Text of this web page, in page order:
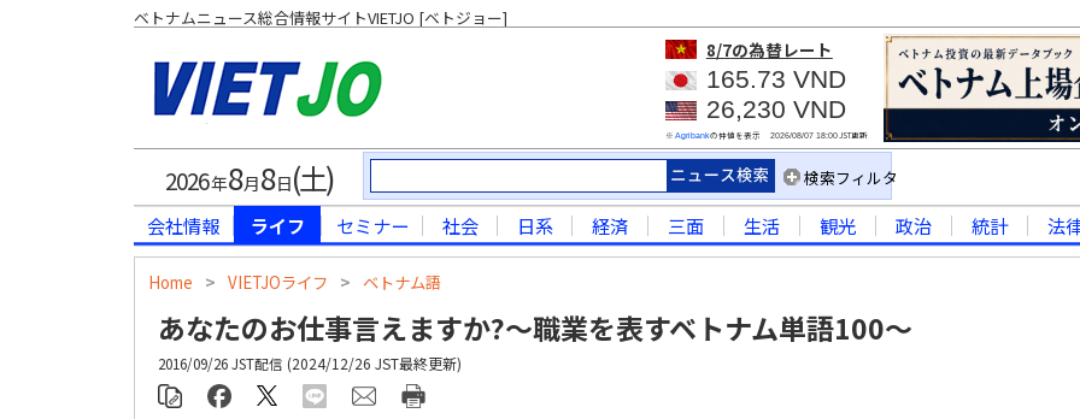
ベトナムニュース総合情報サイトVIETJO [ベトジョー]
8/7の為替レート
165.73 VND
26,230 VND
※ Agribankの仲値を表示 2026/08/07 18:00JST更新
2026年8月8日(土) 検索フィルタ
会社情報 ライフ セミナー 社会 日系 経済 三面 生活 観光 政治 統計 法
Home > VIETJOライフ > ベトナム語
あなたのお仕事言えますか?～職業を表すベトナム単語100～
2016/09/26 JST配信 (2024/12/26 JST最終更新)